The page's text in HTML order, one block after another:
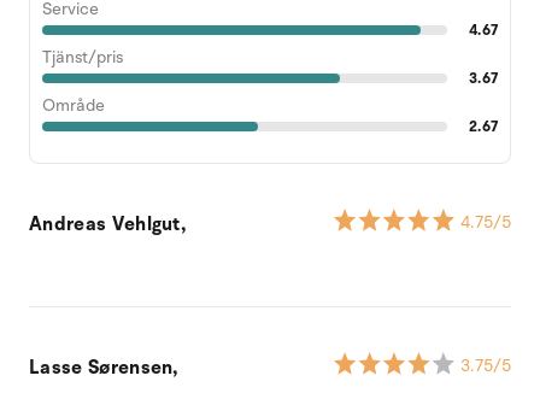
Service
4.67
Tjänst/pris
3.67
Område
2.67
Andreas Vehlgut, 4.75/5
Lasse Sørensen, 3.75/5